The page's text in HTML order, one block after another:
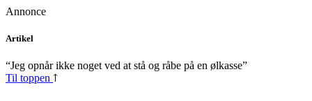
Annonce
Skip
content
Artikel
“Jeg opnår ikke noget ved at stå og råbe på en ølkasse”
Til toppen